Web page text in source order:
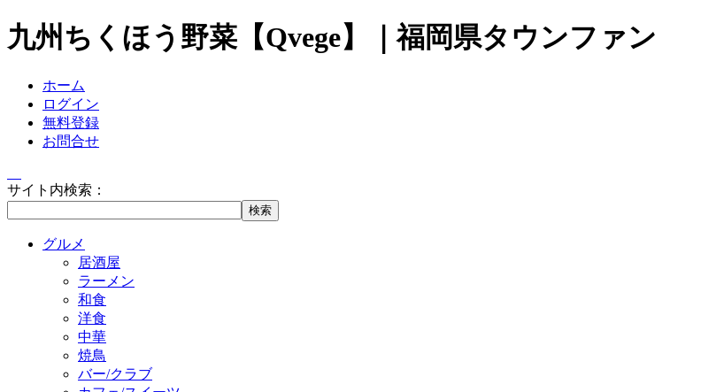
九州ちくほう野菜【Qvege】｜福岡県タウンファン
ホーム
ログイン
無料登録
お問合せ
サイト内検索：
グルメ
居酒屋
ラーメン
和食
洋食
中華
焼鳥
バー/クラブ